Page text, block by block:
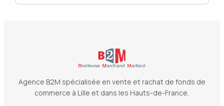
Agence B2M spécialisée en vente et rachat de fonds de
commerce à Lille et dans les Hauts-de-France.